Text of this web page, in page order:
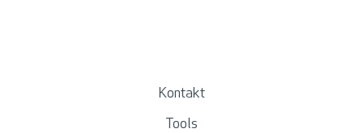
Kontakt
Tools